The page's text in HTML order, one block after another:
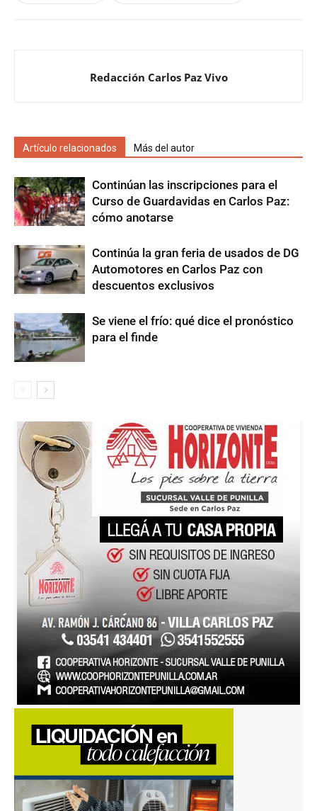
Redacción Carlos Paz Vivo
Artículo relacionados Más del autor
Continúan las inscripciones para el
Curso de Guardavidas en Carlos Paz:
cómo anotarse
Continúa la gran feria de usados de DG
Automotores en Carlos Paz con
descuentos exclusivos
Se viene el frío: qué dice el pronóstico
para el finde